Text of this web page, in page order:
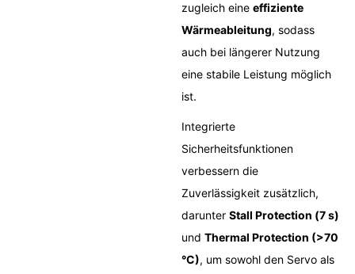
zugleich eine effiziente
Wärmeableitung, sodass
auch bei längerer Nutzung
eine stabile Leistung möglich
ist.
Integrierte
Sicherheitsfunktionen
verbessern die
Zuverlässigkeit zusätzlich,
darunter Stall Protection (7 s)
und Thermal Protection (>70
°C), um sowohl den Servo als